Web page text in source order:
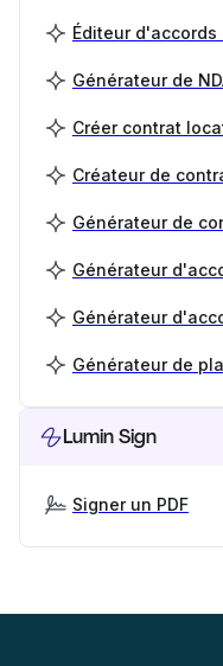
Éditeur d'accords
Générateur de
Créer contrat
Créateur de
Générateur de
Générateur
Générateur
Générateur de
Lumin Sign
Signer un PDF